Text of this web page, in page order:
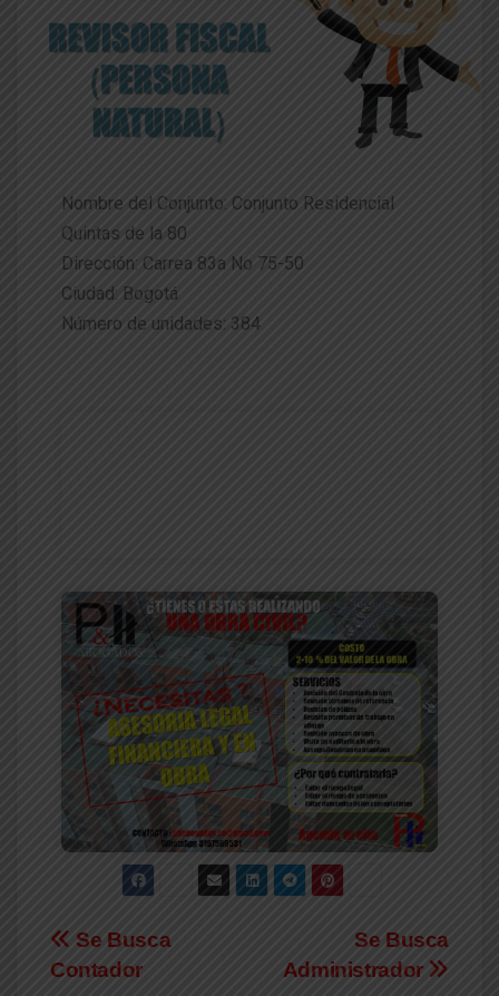
Nombre del Conjunto: Conjunto Residencial
Quintas de la 80
Dirección: Carrea 83a No 75-50
Ciudad: Bogotá
Número de unidades: 384
CONTACTANOS
Se Busca
Administrador
Se Busca
Contador